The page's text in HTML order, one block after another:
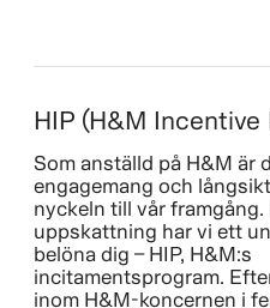
HIP (H&M Incentive
Som anställd på H&M är
engagemang och
nyckeln till vår
uppskattning har vi ett
belöna dig – HIP, H&M:s
incitamentsprogram.
inom H&M-koncernen i